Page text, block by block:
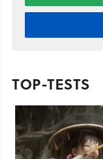
TOP-TESTS